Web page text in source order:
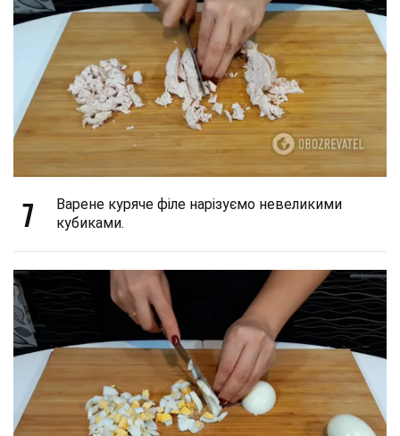
7
Варене куряче філе нарізуємо невеликими
кубиками.